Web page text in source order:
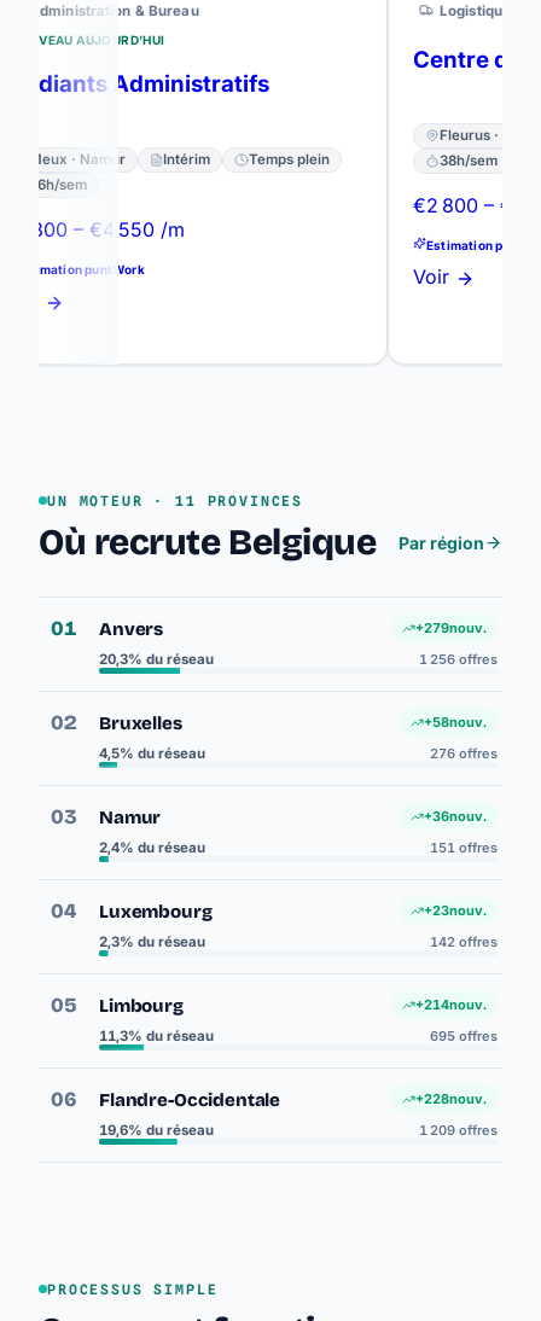
Administration & Bureau
AUJOURD’HUI
Administratifs
Meux · Namur Intérim
Temps plein
36h/sem
800 – €4 550 /m
puntWork
Logistique &
Centre de tri
Fleurus · Hainaut
38h/sem
€2 800 – €4
Estimation puntWork
Voir
UN MOTEUR · 11 PROVINCES
Où recrute Belgique Par région
01 Anvers
20,3% du réseau 1 256 offres
+279nouv.
02 Bruxelles
4,5% du réseau 276 offres
+58nouv.
03 Namur
2,4% du réseau 151 offres
+36nouv.
04 Luxembourg
2,3% du réseau 142 offres
+23nouv.
05 Limbourg
11,3% du réseau 695 offres
+214nouv.
06 Flandre-Occidentale
19,6% du réseau 1 209 offres
+228nouv.
PROCESSUS SIMPLE